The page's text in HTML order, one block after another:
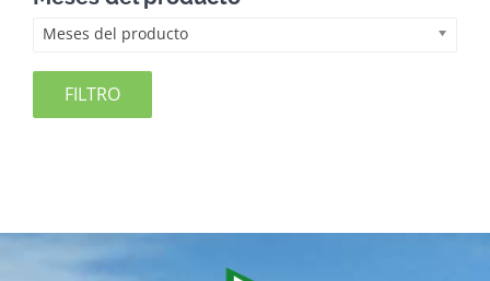
Meses del producto
FILTRO